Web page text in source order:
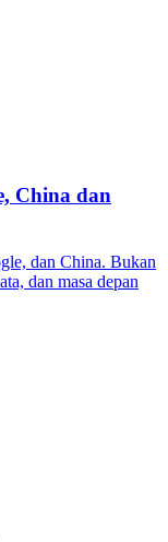
China dan
dan China. Bukan
dan masa depan